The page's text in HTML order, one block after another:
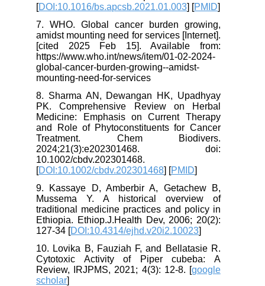
[DOI:10.1016/bs.apcsb.2021.01.003] [PMID
7. WHO. Global cancer burden growing,
amidst mounting need for services [Internet].
[cited 2025 Feb 15]. Available from:
https://www.who.int/news/item/01-02-2024-
global-cancer-burden-growing--amidst-
mounting-need-for-services
8. Sharma AN, Dewangan HK, Upadhyay
PK. Comprehensive Review on Herbal
Medicine: Emphasis on Current Therapy
and Role of Phytoconstituents for Cancer
Treatment. Chem Biodivers.
2024;21(3):e202301468. doi:
10.1002/cbdv.202301468.
[DOI:10.1002/cbdv.202301468] [PMID
9. Kassaye D, Amberbir A, Getachew B,
Mussema Y. A historical overview of
traditional medicine practices and policy in
Ethiopia. Ethiop.J.Health Dev, 2006; 20(2):
127-34 [DOI:10.4314/ejhd.v20i2.10023
10. Lovika B, Fauziah F, and Bellatasie R.
Cytotoxic Activity of Piper cubeba: A
Review, IRJPMS, 2021; 4(3): 12-8. [google
scholar